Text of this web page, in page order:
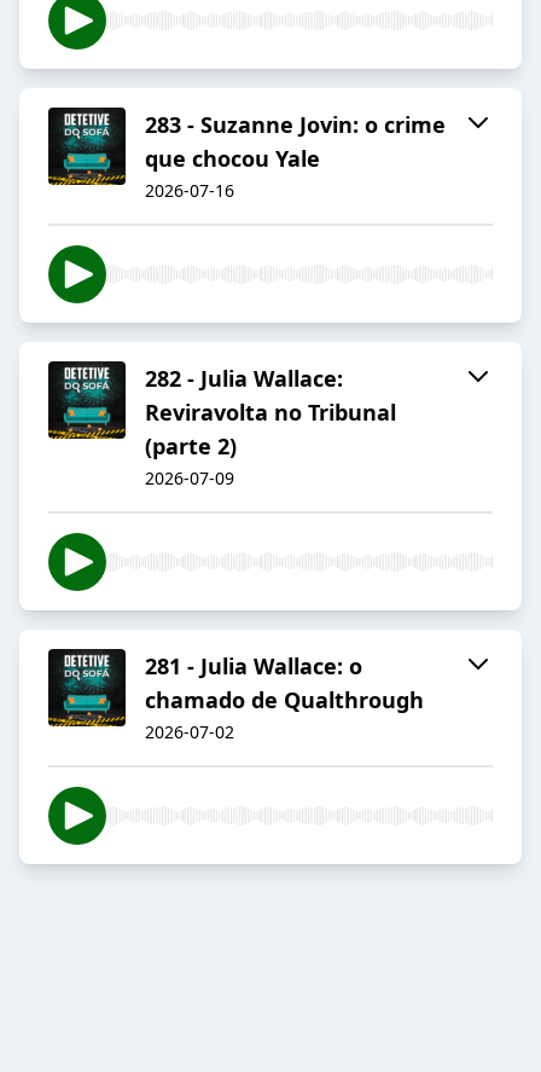
283 - Suzanne Jovin: o crime
que chocou Yale
2026-07-16
282 - Julia Wallace:
Reviravolta no Tribunal
(parte 2)
2026-07-09
281 - Julia Wallace: o
chamado de Qualthrough
2026-07-02